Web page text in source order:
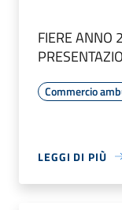
FIERE ANNO
Commercio
LEGGI DI PIÙ